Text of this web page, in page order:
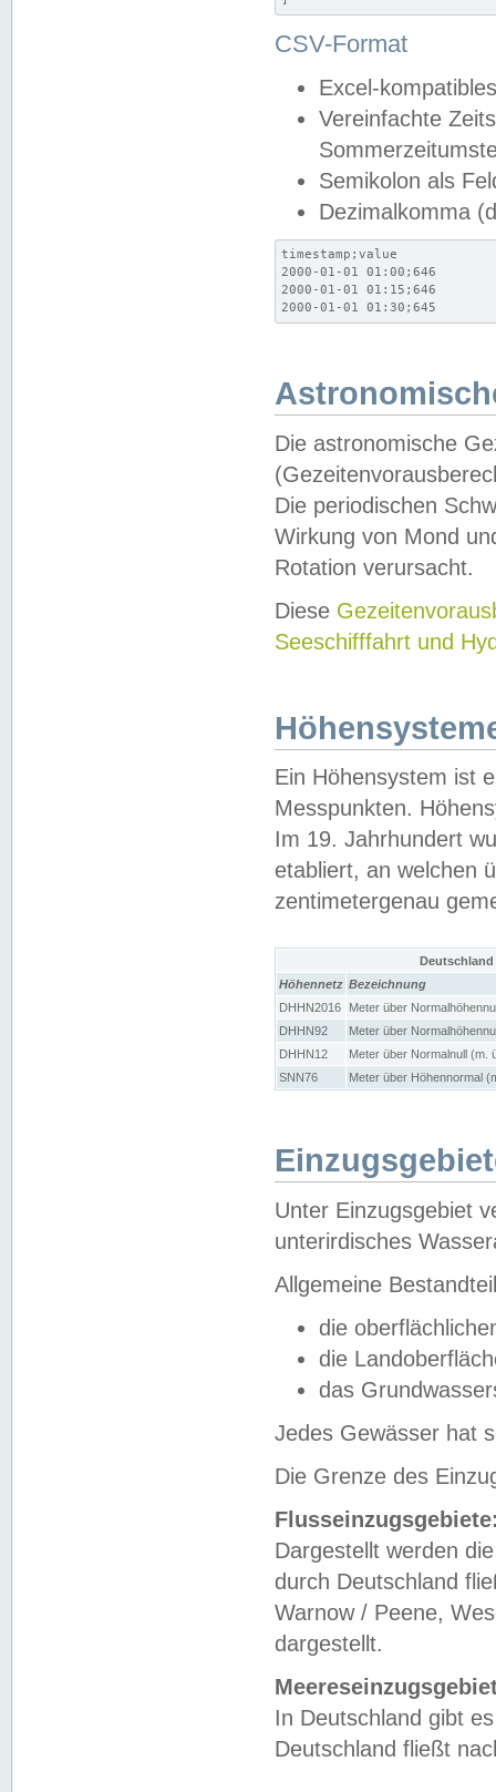
CSV-Format
Excel-
Vereinfachte
Semikolon als
Dezimalkomma
timestamp;value
2000-01-01 01:00;646
2000-01-01 01:15;646
2000-01-01 01:30;645
Die astronomische
Die periodischen
Wirkung von Mond
Rotation verursacht.
Diese
Seeschifffahrt und
Ein Höhensystem ist
Messpunkten.
Im 19. Jahrhundert
etabliert, an welchen
zentimetergenau
Höhennetz Bezeichnung
DHHN2016
Meter über
DHHN92
Meter über
DHHN12
Meter über Normalnull (m.
SNN76
Meter über Höhennormal
Unter Einzugsgebiet
unterirdisches
Allgemeine
die
die
das
Jedes Gewässer hat
Die Grenze des
Dargestellt werden
durch Deutschland
Warnow / Peene,
dargestellt.
In Deutschland gibt
Deutschland fließt